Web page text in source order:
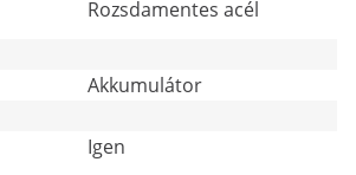
Rozsdamentes acél
Akkumulátor
Igen